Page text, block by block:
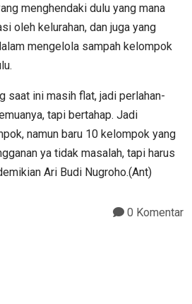
menghendaki dulu yang mana
oleh kelurahan, dan juga yang
mengelola sampah kelompok
saat ini masih flat, jadi perlahan-
tapi bertahap. Jadi
namun baru 10 kelompok yang
ya tidak masalah, tapi harus
Ari Budi Nugroho.(Ant)
0 Komentar